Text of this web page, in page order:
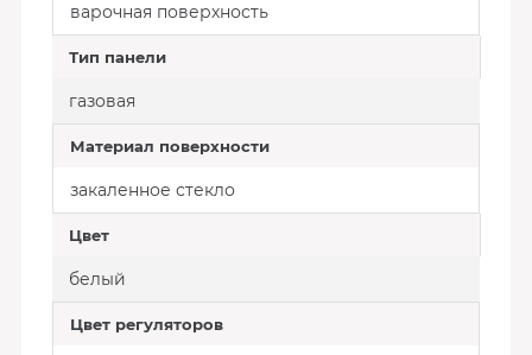
варочная поверхность
Тип панели
газовая
Материал поверхности
закаленное стекло
Цвет
белый
Цвет регуляторов